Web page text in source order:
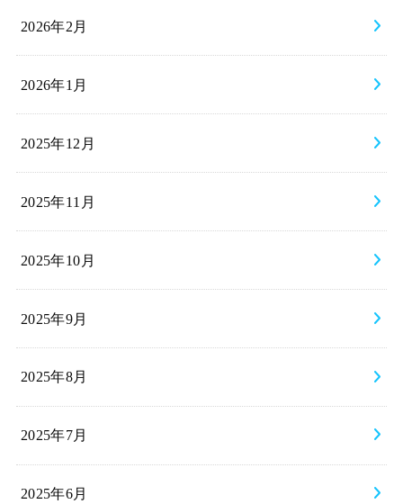
2026年2月
2026年1月
2025年12月
2025年11月
2025年10月
2025年9月
2025年8月
2025年7月
2025年6月